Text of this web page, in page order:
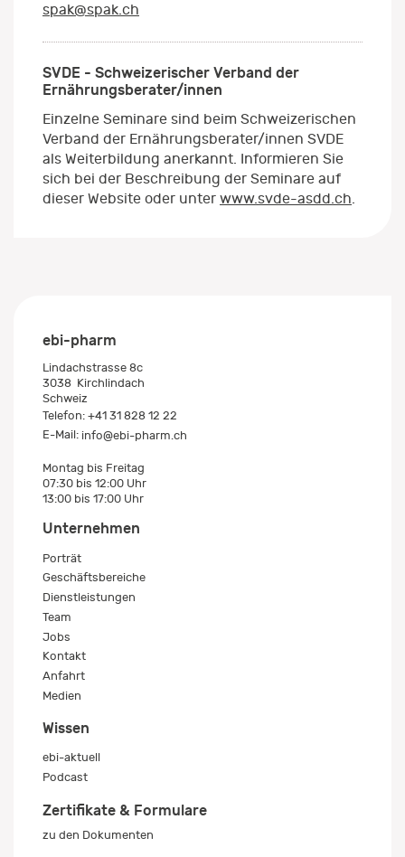
spak@spak.ch
SVDE - Schweizerischer Verband der
Ernährungsberater/innen
Einzelne Seminare sind beim Schweizerischen
Verband der Ernährungsberater/innen SVDE
als Weiterbildung anerkannt. Informieren Sie
sich bei der Beschreibung der Seminare auf
dieser Website oder unter www.svde-asdd.ch
ebi-pharm
Lindachstrasse 8c
3038 Kirchlindach
Schweiz
Telefon: +41 31 828 12 22
E-Mail: info@ebi-pharm.ch
Montag bis Freitag
07:30 bis 12:00 Uhr
13:00 bis 17:00 Uhr
Unternehmen
Porträt
Geschäftsbereiche
Dienstleistungen
Team
Jobs
Kontakt
Anfahrt
Medien
Wissen
ebi-aktuell
Podcast
Zertifikate & Formulare
zu den Dokumenten